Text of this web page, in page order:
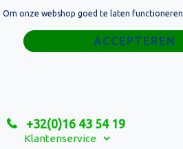
+32(0)16 43 54 19
Klantenservice
Home
Relatiegeschenken
Om onze webshop goed te laten